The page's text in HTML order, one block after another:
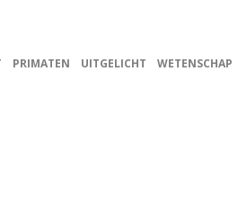
PRIMATEN UITGELICHT WETENSCHAP